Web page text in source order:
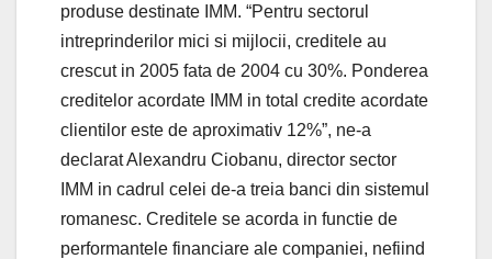
produse destinate IMM. “Pentru sectorul
intreprinderilor mici si mijlocii, creditele au
crescut in 2005 fata de 2004 cu 30%. Ponderea
creditelor acordate IMM in total credite acordate
clientilor este de aproximativ 12%”, ne-a
declarat Alexandru Ciobanu, director sector
IMM in cadrul celei de-a treia banci din sistemul
romanesc. Creditele se acorda in functie de
performantele financiare ale companiei, nefiind